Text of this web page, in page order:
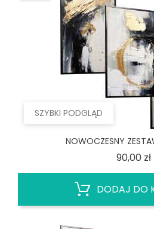
SZYBKI PODGLĄD
NOWOCZESNY
90,00 zł
DODAJ DO